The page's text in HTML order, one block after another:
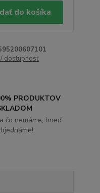
do košíka
/ dostupnosť
PRODUKTOV
čo nemáme, hneď